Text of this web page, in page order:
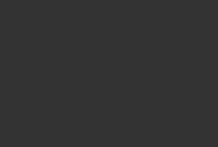
MAAS-BGW,